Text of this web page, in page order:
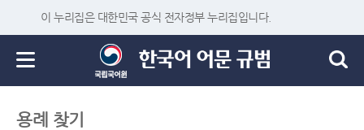
이 누리집은 대한민국 공식 전자정부 누리집입니다.
용례 찾기